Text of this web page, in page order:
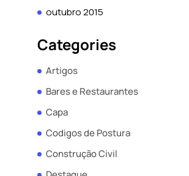
outubro 2015
Categories
Artigos
Bares e Restaurantes
Capa
Codigos de Postura
Construção Civil